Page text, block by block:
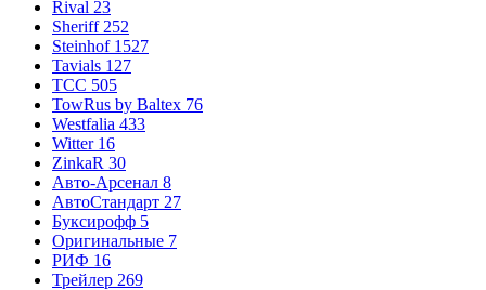
Rival 23
Sheriff 252
Steinhof 1527
Tavials 127
TCC 505
TowRus by Baltex 76
Westfalia 433
Witter 16
ZinkaR 30
Авто-Арсенал 8
АвтоСтандарт 27
Буксирофф 5
Оригинальные 7
РИФ 16
Трейлер 269